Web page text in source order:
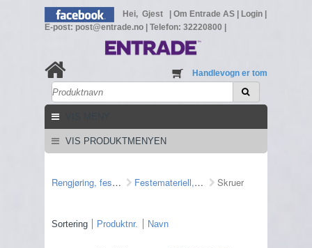
Hei, Gjest Om Entrade AS Login
E-post: post@entrade.no
Telefon: 32220800
Handlevogn er tom
VIS PRODUKTMENYEN
Rengjøring, feste mm Festemateriell, veggjennomføring Skruer
Sortering Produktnr. Navn